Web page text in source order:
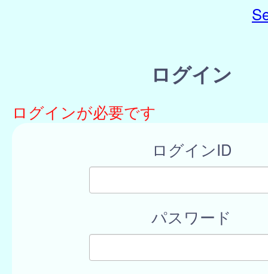
ログイン
ログインが必要です
ログインID
パスワード